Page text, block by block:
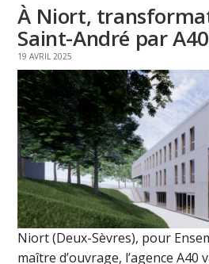
À Niort,
Saint-André par A40
19 AVRIL 2025
Niort (Deux-Sèvres), pour
maître d’ouvrage, l’agence